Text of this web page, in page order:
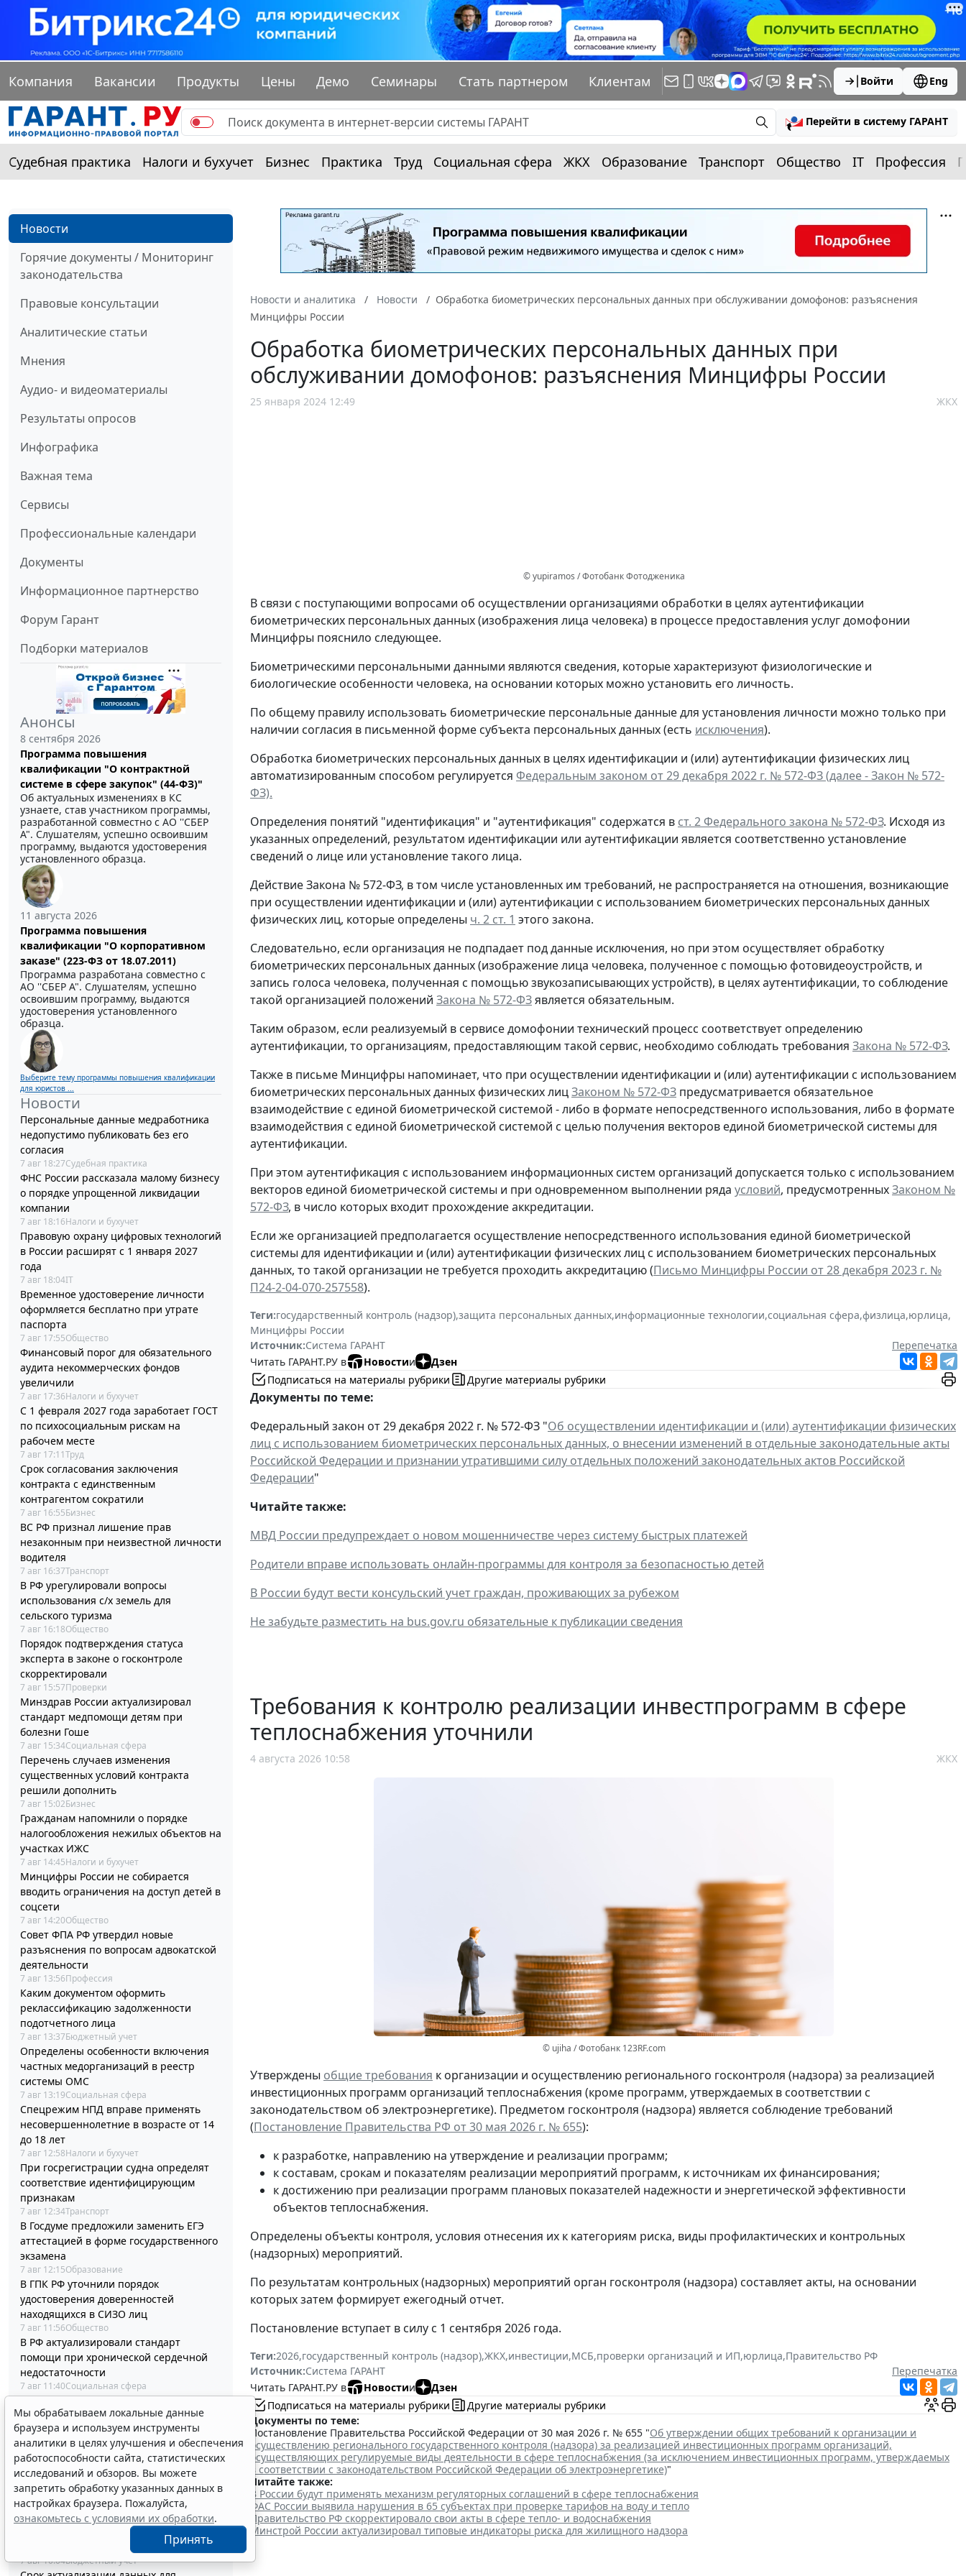
Компания Вакансии Продукты Цены Демо Семинары Стать партнером Клиентам Войти Eng
Перейти в систему ГАРАНТ
Судебная практика Налоги и бухучет Бизнес Практика Труд Социальная сфера ЖКХ Образование Транспорт Общество IT Профессия
Новости
Горячие документы / Мониторинг
законодательства
Правовые консультации
Аналитические статьи
Мнения
Аудио- и видеоматериалы
Результаты опросов
Инфографика
Важная тема
Сервисы
Профессиональные календари
Документы
Информационное партнерство
Форум Гарант
Подборки материалов
Анонсы
8 сентября 2026
Программа повышения
квалификации "О контрактной
системе в сфере закупок" (44-ФЗ)"
Об актуальных изменениях в КС
узнаете, став участником программы,
разработанной совместно с АО ''СБЕР
А". Слушателям, успешно освоившим
программу, выдаются удостоверения
установленного образца.
11 августа 2026
Программа повышения
квалификации "О корпоративном
заказе" (223-ФЗ от 18.07.2011)
Программа разработана совместно с
АО ''СБЕР А". Слушателям, успешно
освоившим программу, выдаются
удостоверения установленного
образца.
Выберите тему программы повышения квалификации
для юристов ...
Новости
Персональные данные медработника
недопустимо публиковать без его
согласия
7 авг 18:27Судебная практика
ФНС России рассказала малому бизнесу
о порядке упрощенной ликвидации
компании
7 авг 18:16Налоги и бухучет
Правовую охрану цифровых технологий
в России расширят с 1 января 2027
года
7 авг 18:04IT
Временное удостоверение личности
оформляется бесплатно при утрате
паспорта
7 авг 17:55Общество
Финансовый порог для обязательного
аудита некоммерческих фондов
увеличили
7 авг 17:36Налоги и бухучет
С 1 февраля 2027 года заработает ГОСТ
по психосоциальным рискам на
рабочем месте
7 авг 17:11Труд
Срок согласования заключения
контракта с единственным
контрагентом сократили
7 авг 16:55Бизнес
ВС РФ признал лишение прав
незаконным при неизвестной личности
водителя
7 авг 16:37Транспорт
В РФ урегулировали вопросы
использования с/х земель для
сельского туризма
7 авг 16:18Общество
Порядок подтверждения статуса
эксперта в законе о госконтроле
скорректировали
7 авг 15:57Проверки
Минздрав России актуализировал
стандарт медпомощи детям при
болезни Гоше
7 авг 15:34Социальная сфера
Перечень случаев изменения
существенных условий контракта
решили дополнить
7 авг 15:02Бизнес
Гражданам напомнили о порядке
налогообложения нежилых объектов на
участках ИЖС
7 авг 14:45Налоги и бухучет
Минцифры России не собирается
вводить ограничения на доступ детей в
соцсети
7 авг 14:20Общество
Совет ФПА РФ утвердил новые
разъяснения по вопросам адвокатской
деятельности
7 авг 13:56Профессия
Каким документом оформить
реклассификацию задолженности
подотчетного лица
7 авг 13:37Бюджетный учет
Определены особенности включения
частных медорганизаций в реестр
системы ОМС
7 авг 13:19Социальная сфера
Спецрежим НПД вправе применять
несовершеннолетние в возрасте от 14
до 18 лет
7 авг 12:58Налоги и бухучет
При госрегистрации судна определят
соответствие идентифицирующим
признакам
7 авг 12:34Транспорт
В Госдуме предложили заменить ЕГЭ
аттестацией в форме государственного
экзамена
7 авг 12:15Образование
В ГПК РФ уточнили порядок
удостоверения доверенностей
находящихся в СИЗО лиц
7 авг 11:56Общество
В РФ актуализировали стандарт
помощи при хронической сердечной
недостаточности
7 авг 11:40Социальная сфера
Работодатели могут получить субсидии
при трудоустройстве одиноких
родителей
7 авг 10:54Труд
Процедуру заключения контракта по
итогам электронного запроса
котировок уточнят
7 авг 10:32Бизнес
В РФ выпустили методичку по
соцзаказу и выбору КВР при обучении
7 авг 10:04Бюджетный учет
Новости и аналитика Новости
Обработка биометрических персональных данных при обслуживании домофонов: разъяснения
Минцифры России
Обработка биометрических персональных данных при
обслуживании домофонов: разъяснения Минцифры России
25 января 2024 12:49 ЖКХ
© yupiramos / Фотобанк Фотодженика
В связи с поступающими вопросами об осуществлении организациями обработки в целях аутентификации
биометрических персональных данных (изображения лица человека) в процессе предоставления услуг домофонии
Минцифры пояснило следующее.
Биометрическими персональными данными являются сведения, которые характеризуют физиологические и
биологические особенности человека, на основании которых можно установить его личность.
По общему правилу использовать биометрические персональные данные для установления личности можно только при
наличии согласия в письменной форме субъекта персональных данных (есть исключения).
Обработка биометрических персональных данных в целях идентификации и (или) аутентификации физических лиц
автоматизированным способом регулируется Федеральным законом от 29 декабря 2022 г. № 572-ФЗ (далее - Закон № 572-
ФЗ).
Определения понятий "идентификация" и "аутентификация" содержатся в ст. 2 Федерального закона № 572-ФЗ. Исходя из
указанных определений, результатом идентификации или аутентификации является соответственно установление
сведений о лице или установление такого лица.
Действие Закона № 572-ФЗ, в том числе установленных им требований, не распространяется на отношения, возникающие
при осуществлении идентификации и (или) аутентификации с использованием биометрических персональных данных
физических лиц, которые определены ч. 2 ст. 1 этого закона.
Следовательно, если организация не подпадает под данные исключения, но при этом осуществляет обработку
биометрических персональных данных (изображение лица человека, полученное с помощью фотовидеоустройств, и
запись голоса человека, полученная с помощью звукозаписывающих устройств), в целях аутентификации, то соблюдение
такой организацией положений Закона № 572-ФЗявляется обязательным.
Таким образом, если реализуемый в сервисе домофонии технический процесс соответствует определению
аутентификации, то организациям, предоставляющим такой сервис, необходимо соблюдать требования Закона № 572-ФЗ.
Также в письме Минцифры напоминает, что при осуществлении идентификации и (или) аутентификации с использованием
биометрических персональных данных физических лицЗаконом № 572-ФЗ предусматривается обязательное
взаимодействие с единой биометрической системой - либо в формате непосредственного использования, либо в формате
взаимодействия с единой биометрической системой с целью получения векторов единой биометрической системы для
аутентификации.
При этом аутентификация с использованием информационных систем организаций допускается только с использованием
векторов единой биометрической системы и при одновременном выполнении ряда условий, предусмотренныхЗаконом №
572-ФЗ, в число которых входит прохождение аккредитации.
Если же организацией предполагается осуществление непосредственного использования единой биометрической
системы для идентификации и (или) аутентификации физических лиц с использованием биометрических персональных
данных, то такой организации не требуется проходить аккредитацию (Письмо Минцифры России от 28 декабря 2023 г. №
П24-2-04-070-257558).
Теги:государственный контроль (надзор),защита персональных данных,информационные технологии,социальная сфера,физлица,юрлица,
Минцифры России
Источник:Система ГАРАНТ
Перепечатка
Читать ГАРАНТ.РУ в
Новостии
Дзен
Подписаться на материалы рубрики
Другие материалы рубрики
Документы по теме:
Федеральный закон от 29 декабря 2022 г. № 572-ФЗ "Об осуществлении идентификации и (или) аутентификации физических
лиц с использованием биометрических персональных данных, о внесении изменений в отдельные законодательные акты
Российской Федерации и признании утратившими силу отдельных положений законодательных актов Российской
Федерации"
Читайте также:
МВД России предупреждает о новом мошенничестве через систему быстрых платежей
Родители вправе использовать онлайн-программы для контроля за безопасностью детей
В России будут вести консульский учет граждан, проживающих за рубежом
Не забудьте разместить на bus.gov.ru обязательные к публикации сведения
Требования к контролю реализации инвестпрограмм в сфере
теплоснабжения уточнили
4 августа 2026 10:58 ЖКХ
© ujiha / Фотобанк 123RF.com
Утверждены общие требования к организации и осуществлению регионального госконтроля (надзора) за реализацией
инвестиционных программ организаций теплоснабжения (кроме программ, утверждаемых в соответствии с
законодательством об электроэнергетике). Предметом госконтроля (надзора) является соблюдение требований
(Постановление Правительства РФ от 30 мая 2026 г. № 655):
к разработке, направлению на утверждение и реализации программ;
к составам, срокам и показателям реализации мероприятий программ, к источникам их финансирования;
к достижению при реализации программ плановых показателей надежности и энергетической эффективности
объектов теплоснабжения.
Определены объекты контроля, условия отнесения их к категориям риска, виды профилактических и контрольных
(надзорных) мероприятий.
По результатам контрольных (надзорных) мероприятий орган госконтроля (надзора) составляет акты, на основании
которых затем формирует ежегодный отчет.
Постановление вступает в силу с 1 сентября 2026 года.
Теги:2026,государственный контроль (надзор),ЖКХ,инвестиции,МСБ,проверки организаций и ИП,юрлица,Правительство РФ
Источник:Система ГАРАНТ
Перепечатка
Читать ГАРАНТ.РУ в
Новостии
Дзен
Подписаться на материалы рубрики
Другие материалы рубрики
Документы по теме:
Постановление Правительства Российской Федерации от 30 мая 2026 г. № 655 "Об утверждении общих требований к организации и
осуществлению регионального государственного контроля (надзора) за реализацией инвестиционных программ организаций,
осуществляющих регулируемые виды деятельности в сфере теплоснабжения (за исключением инвестиционных программ, утверждаемых
в соответствии с законодательством Российской Федерации об электроэнергетике)"
Читайте также:
В России будут применять механизм регуляторных соглашений в сфере теплоснабжения
ФАС России выявила нарушения в 65 субъектах при проверке тарифов на воду и тепло
Правительство РФ скорректировало свои акты в сфере тепло- и водоснабжения
Минстрой России актуализировал типовые индикаторы риска для жилищного надзора
Мы обрабатываем локальные данные
браузера и используем инструменты
аналитики в целях улучшения и обеспечения
работоспособности сайта, статистических
исследований и обзоров. Вы можете
запретить обработку указанных данных в
настройках браузера. Пожалуйста,
ознакомьтесь с условиями их обработки.
Принять